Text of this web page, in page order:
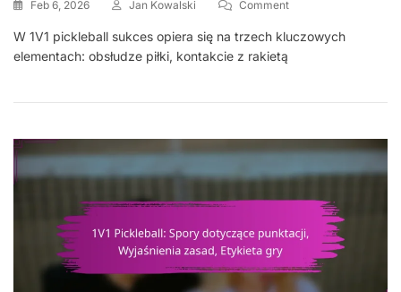
Feb 6, 2026 Jan Kowalski CommentOn
Pickleball:
Z
Ruch
Gracza
W 1V1 pickleball sukces opiera się na trzech kluczowych
elementach: obsłudze piłki, kontakcie z rakietą